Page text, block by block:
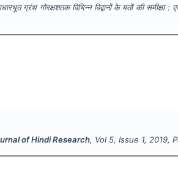
ग्रंथ गोरक्षशतक विभिन्न विद्वानों के मतों की समीक्षा :
of Hindi Research, Vol 5, Issue 1,2019,